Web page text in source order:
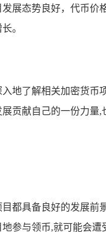
展态势良好，代币价
。
地了解相关加密货
贡献自己的一份力量
都具备良好的发展
参与领币,就可能会遭